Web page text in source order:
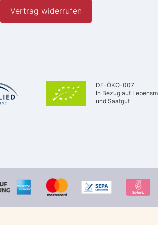
Vertrag widerrufen
DE-ÖKO-007
In Bezug auf
und Saatgut